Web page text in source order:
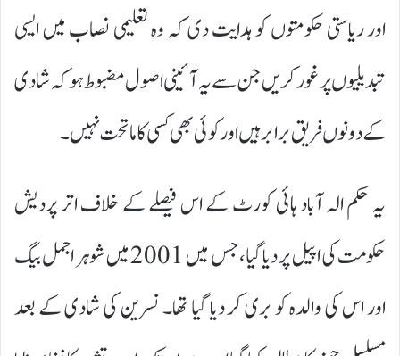
اور ریاستی حکومتوں کو ہدایت دی کہ وہ تعلیمی نصاب میں ایسی
تبدیلیوں پر غور کریں جن سے یہ آئینی اصول مضبوط ہو کہ شادی
کے دونوں فریق برابر ہیں اور کوئی بھی کسی کا ماتحت نہیں۔
یہ حکم الہ آباد ہائی کورٹ کے اس فیصلے کے خلاف اتر پردیش
حکومت کی اپیل پر دیا گیا، جس میں 2001 میں شوہر اجمل بیگ
اور اس کی والدہ کو بری کر دیا گیا تھا۔ نسرین کی شادی کے بعد